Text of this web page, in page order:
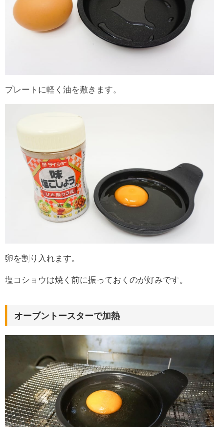
プレートに軽く油を敷きます。
卵を割り入れます。
塩コショウは焼く前に振っておくのが好みです。
オーブントースターで加熱